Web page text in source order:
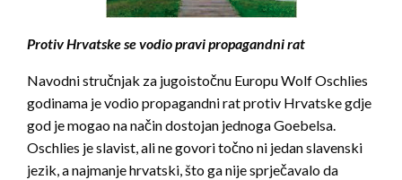
Protiv Hrvatske se vodio pravi propagandni rat
Navodni stručnjak za jugoistočnu Europu Wolf Oschlies
godinama je vodio propagandni rat protiv Hrvatske gdje
god je mogao na način dostojan jednoga Goebelsa.
Oschlies je slavist, ali ne govori točno ni jedan slavenski
jezik, a najmanje hrvatski, što ga nije sprječavalo da